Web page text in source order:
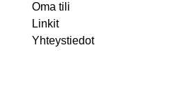
Oma tili
Linkit
Yhteystiedot